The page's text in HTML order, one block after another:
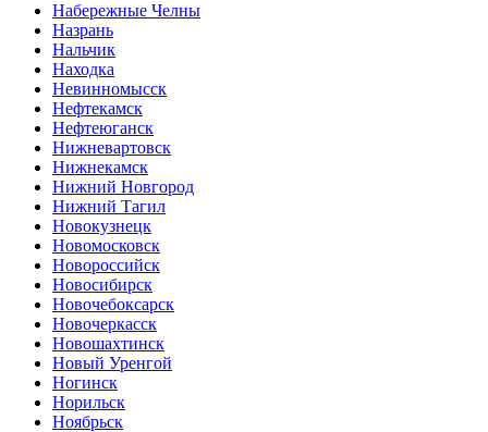
Набережные Челны
Назрань
Нальчик
Находка
Невинномысск
Нефтекамск
Нефтеюганск
Нижневартовск
Нижнекамск
Нижний Новгород
Нижний Тагил
Новокузнецк
Новомосковск
Новороссийск
Новосибирск
Новочебоксарск
Новочеркасск
Новошахтинск
Новый Уренгой
Ногинск
Норильск
Ноябрьск